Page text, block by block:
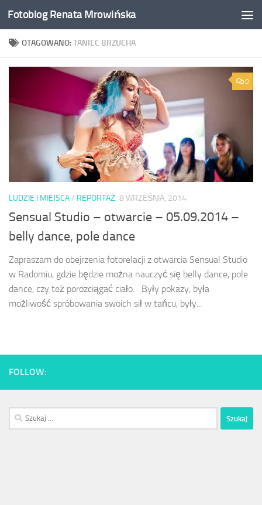
Przeskocz do treści
Fotoblog Renata Mrowińska
OTAGOWANO:TANIEC BRZUCHA
0
LUDZIE I MIEJSCA/ REPORTAŻ 8 WRZEŚNIA, 2014
Sensual Studio – otwarcie – 05.09.2014 –
belly dance, pole dance
Zapraszam do obejrzenia fotorelacji z otwarcia Sensual Studio
w Radomiu, gdzie będzie można nauczyć się belly dance, pole
dance, czy też porozciągać ciało. Były pokazy, była
możliwość spróbowania swoich sił w tańcu, były...
FOLLOW:
Szukaj: